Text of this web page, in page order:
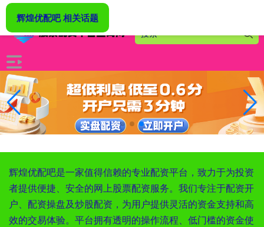
-->
辉煌优配吧是一家值得信赖的专业配资平台，致力于为投资
者提供便捷、安全的网上股票配资服务。我们专注于配资开
户、配资操盘及炒股配资，为用户提供灵活的资金支持和高
效的交易体验。平台拥有透明的操作流程、低门槛的资金使
辉煌优配吧 相关话题